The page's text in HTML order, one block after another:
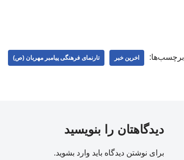
برچسب‌ها: اخرین خبر تارنمای فرهنگی پیامبر مهربان (ص)
دیدگاهتان را بنویسید
برای نوشتن دیدگاه باید وارد بشوید.